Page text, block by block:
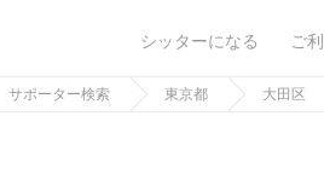
シッターになる ご
サポーター検索 東京都 大田区